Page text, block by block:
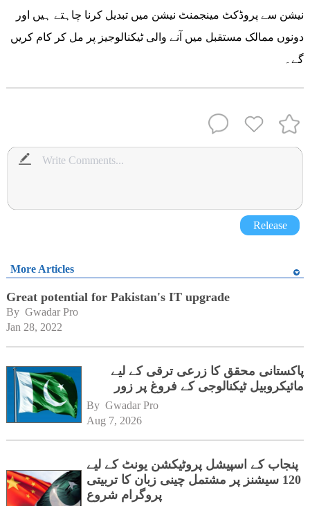
نیشن سے پروڈکٹ مینجمنٹ نیشن میں تبدیل کرنا چاہتے ہیں اور
دونوں ممالک مستقبل میں آنے والی ٹیکنالوجیز پر مل کر کام کریں
گے۔
Release
More Articles
Great potential for Pakistan's IT upgrade
By Gwadar Pro
Jan 28, 2022
پاکستانی محقق کا زرعی ترقی کے لیے
مائیکروبیل ٹیکنالوجی کے فروغ پر زور
By Gwadar Pro
Aug 7, 2026
پنجاب کے اسپیشل پروٹیکشن یونٹ کے لیے
120 سیشنز پر مشتمل چینی زبان کا تربیتی
پروگرام شروع